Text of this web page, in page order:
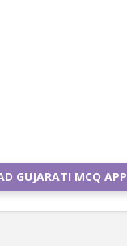
GUJARATI MCQ APP